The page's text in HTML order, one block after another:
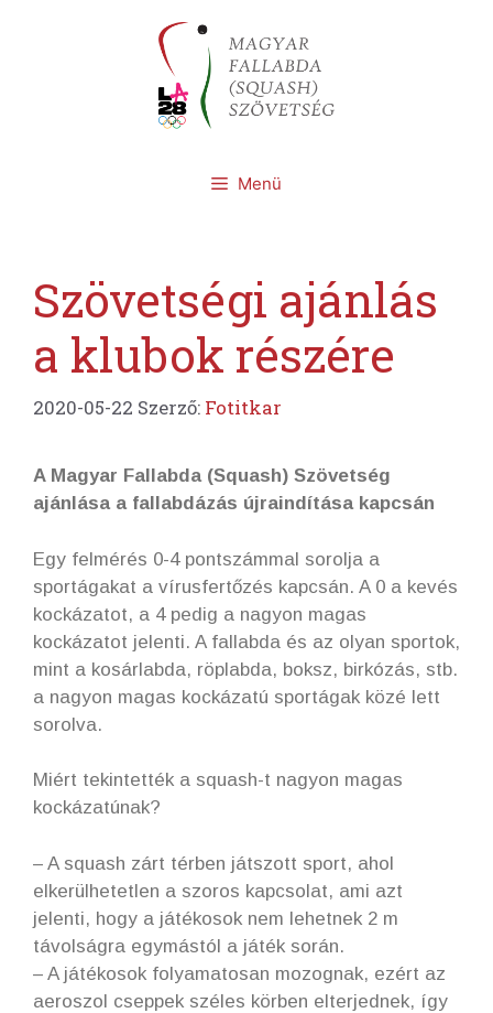
Menü
Szövetségi ajánlás
a klubok részére
2020-05-22 Szerző: Fotitkar
A Magyar Fallabda (Squash) Szövetség
ajánlása a fallabdázás újraindítása kapcsán
Egy felmérés 0-4 pontszámmal sorolja a
sportágakat a vírusfertőzés kapcsán. A 0 a kevés
kockázatot, a 4 pedig a nagyon magas
kockázatot jelenti. A fallabda és az olyan sportok,
mint a kosárlabda, röplabda, boksz, birkózás, stb.
a nagyon magas kockázatú sportágak közé lett
sorolva.
Miért tekintették a squash-t nagyon magas
kockázatúnak?
– A squash zárt térben játszott sport, ahol
elkerülhetetlen a szoros kapcsolat, ami azt
jelenti, hogy a játékosok nem lehetnek 2 m
távolságra egymástól a játék során.
– A játékosok folyamatosan mozognak, ezért az
aeroszol cseppek széles körben elterjednek, így